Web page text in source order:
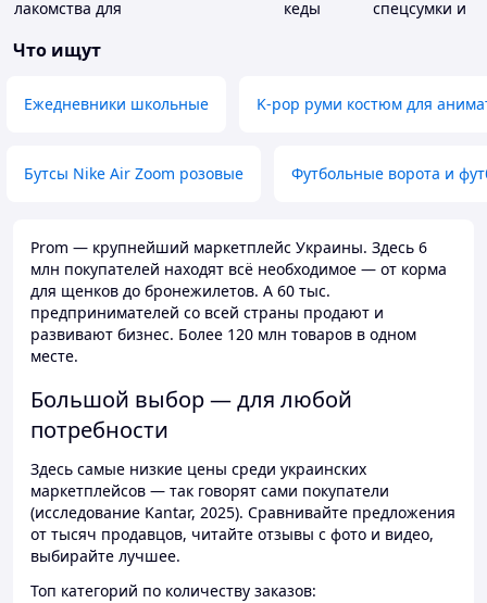
лакомства для
животных и
кеды
спецсумки и
Что ищут
Ежедневники школьные K-pop руми костюм для
Бутсы Nike Air Zoom розовые Футбольные ворота и
Prom — крупнейший маркетплейс Украины. Здесь 6
млн покупателей находят всё необходимое — от корма
для щенков до бронежилетов. А 60 тыс.
предпринимателей со всей страны продают и
развивают бизнес. Более 120 млн товаров в одном
месте.
Большой выбор — для любой
потребности
Здесь самые низкие цены среди украинских
маркетплейсов — так говорят сами покупатели
(исследование Kantar, 2025). Сравнивайте предложения
от тысяч продавцов, читайте отзывы с фото и видео,
выбирайте лучшее.
Топ категорий по количеству заказов: